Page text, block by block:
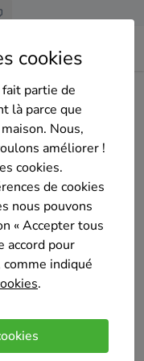
cookies
partie de
là parce que
Nous,
améliorer !
cookies.
de cookies
nous pouvons
« Accepter tous
accord pour
indiqué
.
Maxi Habitat
de
en électricité